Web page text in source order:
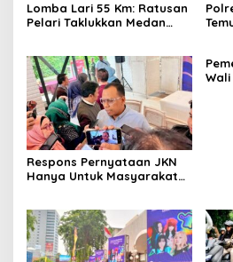
Lomba Lari 55 Km: Ratusan
Pelari Taklukkan Medan
Respons Pernyataan JKN
Hanya Untuk Masyarakat
Konstitusi